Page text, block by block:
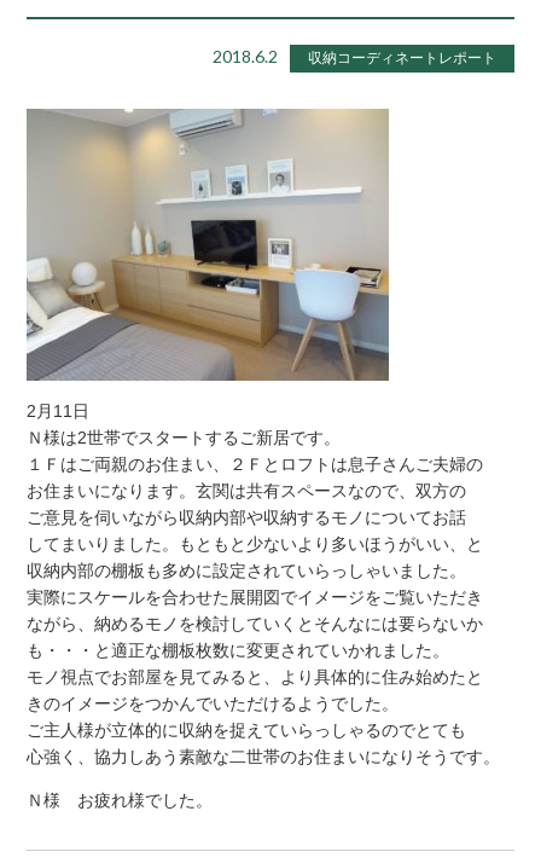
2018.6.2 収納コーディネートレポート
2月11日
Ｎ様は2世帯でスタートするご新居です。
１Ｆはご両親のお住まい、２Ｆとロフトは息子さんご夫婦の
お住まいになります。玄関は共有スペースなので、双方の
ご意見を伺いながら収納内部や収納するモノについてお話
してまいりました。もともと少ないより多いほうがいい、と
収納内部の棚板も多めに設定されていらっしゃいました。
実際にスケールを合わせた展開図でイメージをご覧いただき
ながら、納めるモノを検討していくとそんなには要らないか
も・・・と適正な棚板枚数に変更されていかれました。
モノ視点でお部屋を見てみると、より具体的に住み始めたと
きのイメージをつかんでいただけるようでした。
ご主人様が立体的に収納を捉えていらっしゃるのでとても
心強く、協力しあう素敵な二世帯のお住まいになりそうです。
Ｎ様 お疲れ様でした。